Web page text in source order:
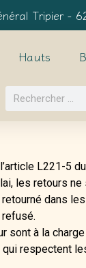
Tripier -
Hauts
L221-5
les retours
dans
sont à la
respectent